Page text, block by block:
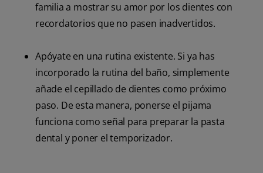
familia a mostrar su amor por los dientes con
recordatorios que no pasen inadvertidos.
Apóyate en una rutina existente. Si ya has
incorporado la rutina del baño, simplemente
añade el cepillado de dientes como próximo
paso. De esta manera, ponerse el pijama
funciona como señal para preparar la pasta
dental y poner el temporizador.